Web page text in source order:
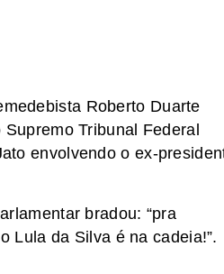
Roberto Duarte
Tribunal Federal
envolvendo o ex-
bradou: “pra
Lula da Silva é na cadeia!”.